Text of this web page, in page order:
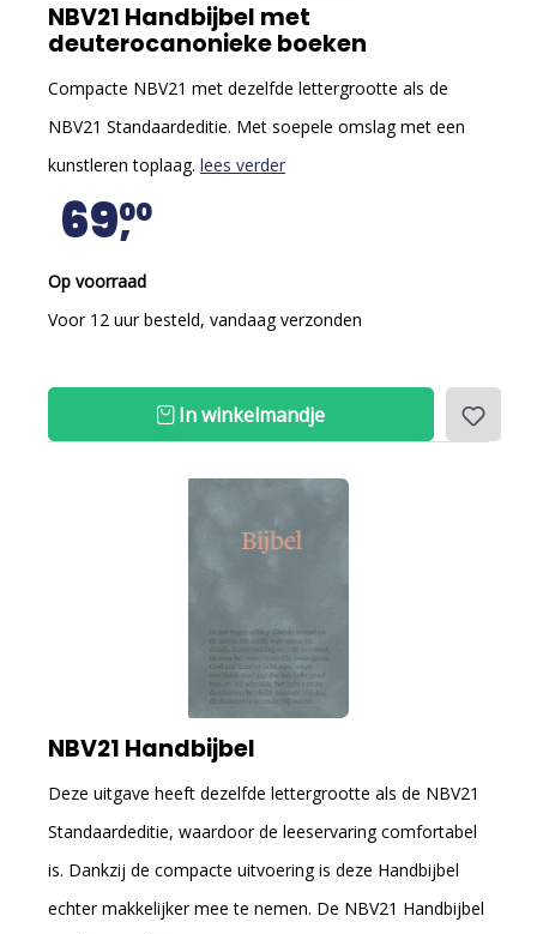
NBV21 Handbijbel met
deuterocanonieke boeken
Compacte NBV21 met dezelfde lettergrootte als de
NBV21 Standaardeditie. Met soepele omslag met een
kunstleren toplaag. lees verder
6900
Op voorraad
Voor 12 uur besteld, vandaag verzonden
In winkelmandje
NBV21 Handbijbel
Deze uitgave heeft dezelfde lettergrootte als de NBV21
Standaardeditie, waardoor de leeservaring comfortabel
is. Dankzij de compacte uitvoering is deze Handbijbel
echter makkelijker mee te nemen. De NBV21 Handbijbel